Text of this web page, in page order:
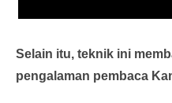
Selain itu, teknik ini
pengalaman pembaca